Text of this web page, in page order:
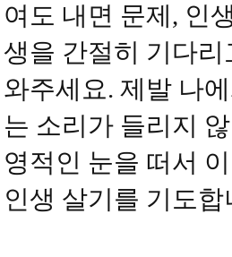
여도 내면 문제, 인
생을 간절히 기다리
와주세요. 제발 나
는 소리가 들리지
영적인 눈을 떠서
인생 살기를 기도합